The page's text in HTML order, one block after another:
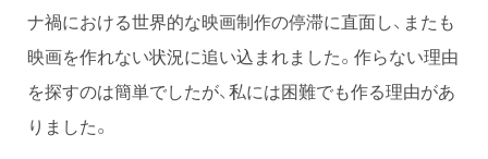
ナ禍における世界的な映画制作の停滞に直面し、またも
映画を作れない状況に追い込まれました。作らない理由
を探すのは簡単でしたが、私には困難でも作る理由があ
りました。